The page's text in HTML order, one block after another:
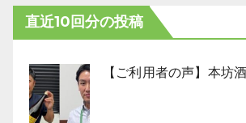
直近10回分の投稿
【ご利用者の声】本坊